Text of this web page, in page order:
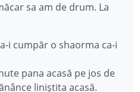
sa am de drum. La
i cumpăr o shaorma ca-i
pana acasă pe jos de
liniștita acasă.